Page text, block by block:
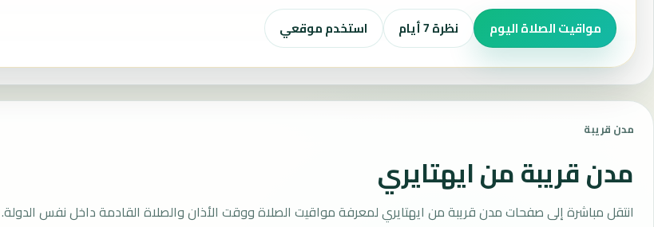
مواقيت الصلاة اليوم نظرة 7 أيام استخدم موقعي
مدن قريبة
مدن قريبة من ايهتايري
انتقل مباشرة إلى صفحات مدن قريبة من ايهتايري لمعرفة مواقيت الصلاة ووقت الأذان والصلاة القادمة داخل نفس الدولة.